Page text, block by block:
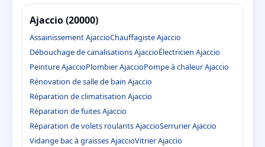
Ajaccio (20000)
Assainissement AjaccioChauffagiste Ajaccio
Débouchage de canalisations AjaccioÉlectricien Ajaccio
Peinture AjaccioPlombier AjaccioPompe à chaleur Ajaccio
Rénovation de salle de bain Ajaccio
Réparation de climatisation Ajaccio
Réparation de fuites Ajaccio
Réparation de volets roulants AjaccioSerrurier Ajaccio
Vidange bac à graisses AjaccioVitrier Ajaccio